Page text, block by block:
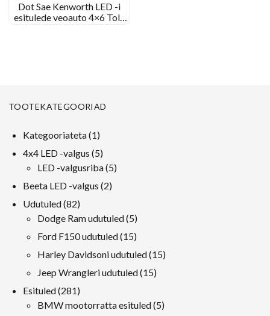
Dot Sae Kenworth LED -i
esitulede veoauto 4×6 Tolli
TOOTEKATEGOORIAD
Kategooriateta 11
toode
4x4 LED -valgus 55
tooted
LED -valgusriba 55
Beeta LED -valgus 22
Udutuled 8282
tooted
Dodge Ram udutuled 55
tooted
Ford F150 udutuled 1515
tooted
Harley Davidsoni udutuled 1515
Jeep Wrangleri udutuled 1515
Esituled 281281
tooted
BMW mootorratta esituled 55